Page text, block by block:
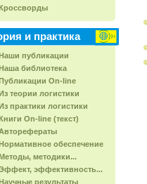
и практика
публикации
библиотека
On-line
теории логистики
практики логистики
On-line (текст)
обеспечение
методики...
эффективность...
результаты